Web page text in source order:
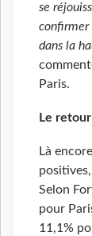
se
confirmer
dans la
Paris.
Le
Là
Selon
pour
11,1%